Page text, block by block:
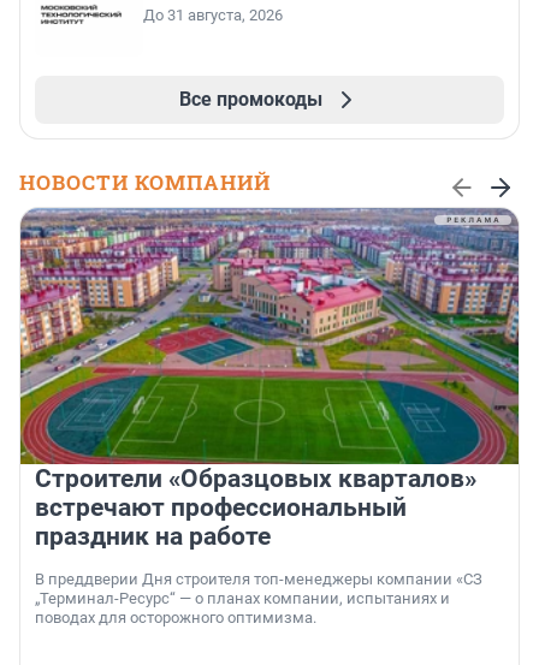
До 31 августа, 2026
Все промокоды
НОВОСТИ КОМПАНИЙ
Строители «Образцовых кварталов»
встречают профессиональный
праздник на работе
В преддверии Дня строителя топ-менеджеры компании «СЗ
„Терминал-Ресурс“ — о планах компании, испытаниях и
поводах для осторожного оптимизма.